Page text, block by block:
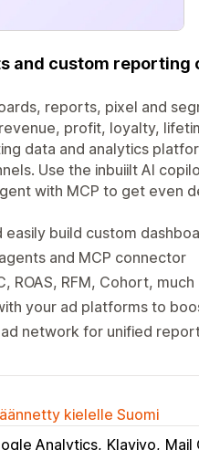
custom reporting
reports, pixel and
profit, loyalty,
data and analytics
Use the inbuiilt AI
with MCP to get even
build custom
and MCP connector
ROAS, RFM, Cohort,
your ad platforms to
network for unified
kielelle Suomi
Analytics Klaviyo Mail